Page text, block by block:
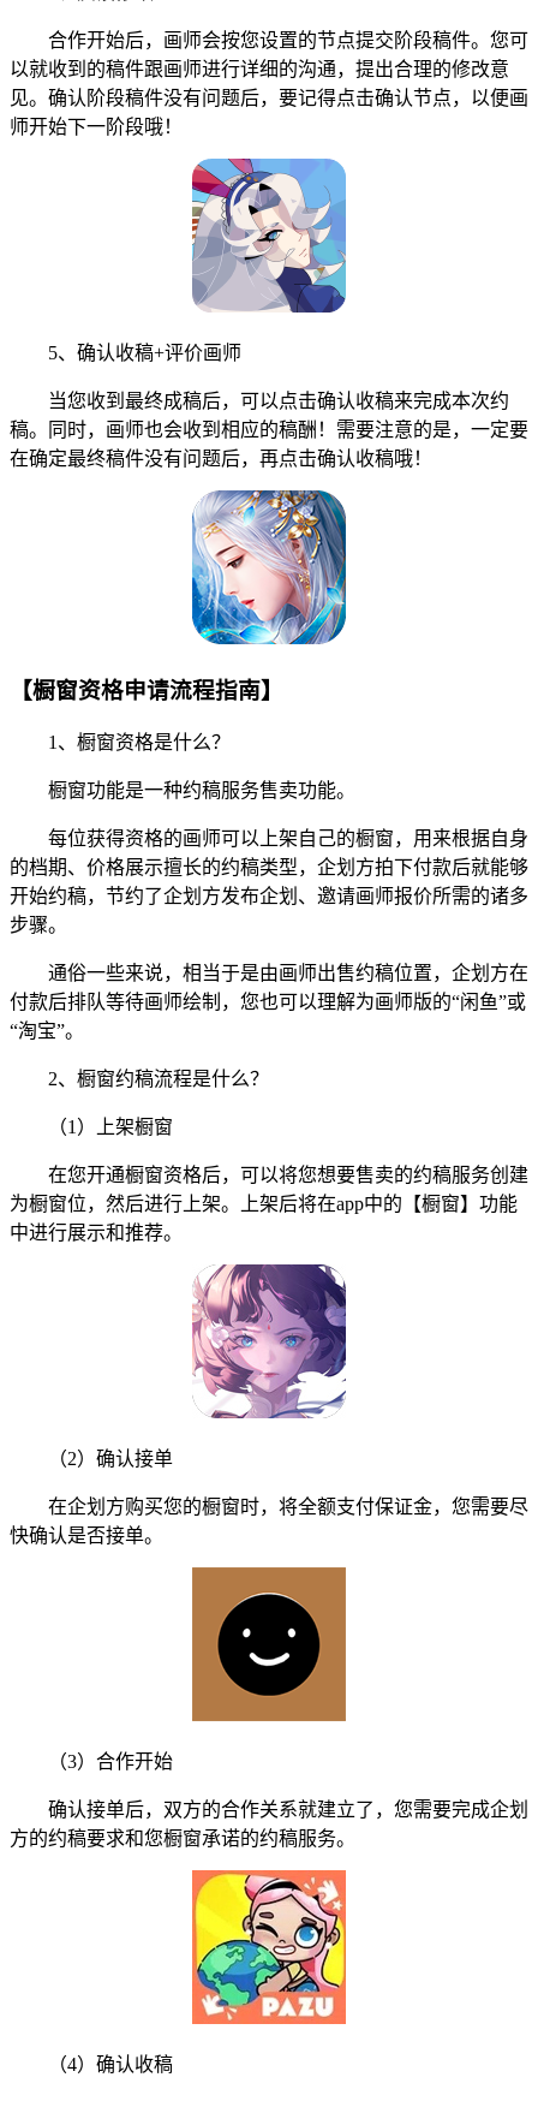
合作开始后，画师会按您设置的节点提交阶段稿件。您可
以就收到的稿件跟画师进行详细的沟通，提出合理的修改意
见。确认阶段稿件没有问题后，要记得点击确认节点，以便画
师开始下一阶段哦！
5、确认收稿+评价画师
当您收到最终成稿后，可以点击确认收稿来完成本次约
稿。同时，画师也会收到相应的稿酬！需要注意的是，一定要
在确定最终稿件没有问题后，再点击确认收稿哦！
【橱窗资格申请流程指南】
1、橱窗资格是什么？
橱窗功能是一种约稿服务售卖功能。
每位获得资格的画师可以上架自己的橱窗，用来根据自身
的档期、价格展示擅长的约稿类型，企划方拍下付款后就能够
开始约稿，节约了企划方发布企划、邀请画师报价所需的诸多
步骤。
通俗一些来说，相当于是由画师出售约稿位置，企划方在
付款后排队等待画师绘制，您也可以理解为画师版的“闲鱼”或
“淘宝”。
2、橱窗约稿流程是什么？
（1）上架橱窗
在您开通橱窗资格后，可以将您想要售卖的约稿服务创建
为橱窗位，然后进行上架。上架后将在app中的【橱窗】功能
中进行展示和推荐。
（2）确认接单
在企划方购买您的橱窗时，将全额支付保证金，您需要尽
快确认是否接单。
（3）合作开始
确认接单后，双方的合作关系就建立了，您需要完成企划
方的约稿要求和您橱窗承诺的约稿服务。
（4）确认收稿